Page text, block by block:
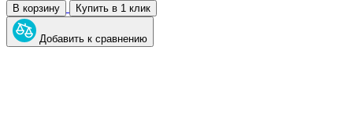
В корзину Купить в 1 клик
Добавить к сравнению